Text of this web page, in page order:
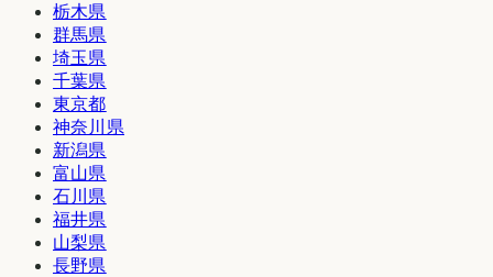
栃木県
群馬県
埼玉県
千葉県
東京都
神奈川県
新潟県
富山県
石川県
福井県
山梨県
長野県